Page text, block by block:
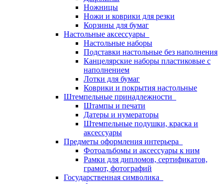
Ножницы
Ножи и коврики для резки
Корзины для бумаг
Настольные аксессуары
Настольные наборы
Подставки настольные без наполнения
Канцелярские наборы пластиковые с
наполнением
Лотки для бумаг
Коврики и покрытия настольные
Штемпельные принадлежности
Штампы и печати
Датеры и нумераторы
Штемпельные подушки, краска и
аксессуары
Предметы оформления интерьера
Фотоальбомы и аксессуары к ним
Рамки для дипломов, сертификатов,
грамот, фотографий
Государственная символика